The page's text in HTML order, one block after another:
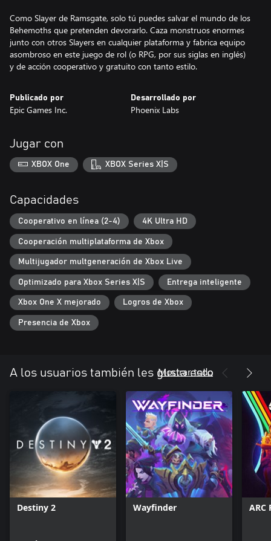
Como Slayer de Ramsgate, solo tú puedes salvar el mundo de los
Behemoths que pretenden devorarlo. Caza monstruos enormes
junto con otros Slayers en cualquier plataforma y fabrica equipo
asombroso en este juego de rol (o RPG, por sus siglas en inglés)
y de acción cooperativo y gratuito con tanto estilo.
Publicado por
Epic Games Inc.
Desarrollado por
Phoenix Labs
Jugar con
XBOX One XBOX Series X|S
Capacidades
Cooperativo en línea (2-4) 4K Ultra HD
Cooperación multiplataforma de Xbox
Multijugador multgeneración de Xbox Live
Optimizado para Xbox Series X|S Entrega inteligente
Xbox One X mejorado Logros de Xbox
Presencia de Xbox
A los usuarios también les gusta esto
Mostrar todo
Destiny 2 Wayfinder ARC